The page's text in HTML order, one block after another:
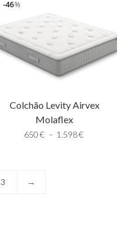
%
46
Colchão Levity Airvex
Molaflex
650 € – 1.598€
3 →